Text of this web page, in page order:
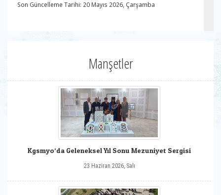
Son Güncelleme Tarihi: 20 Mayıs 2026, Çarşamba
Manşetler
Kgsmyo‘da Geleneksel Yıl Sonu Mezuniyet Sergisi
23 Haziran 2026, Salı